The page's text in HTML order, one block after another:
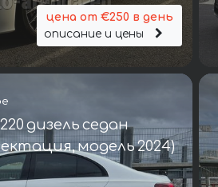
цена от €250 в день
описание и цены
дизель седан
модель 2024)